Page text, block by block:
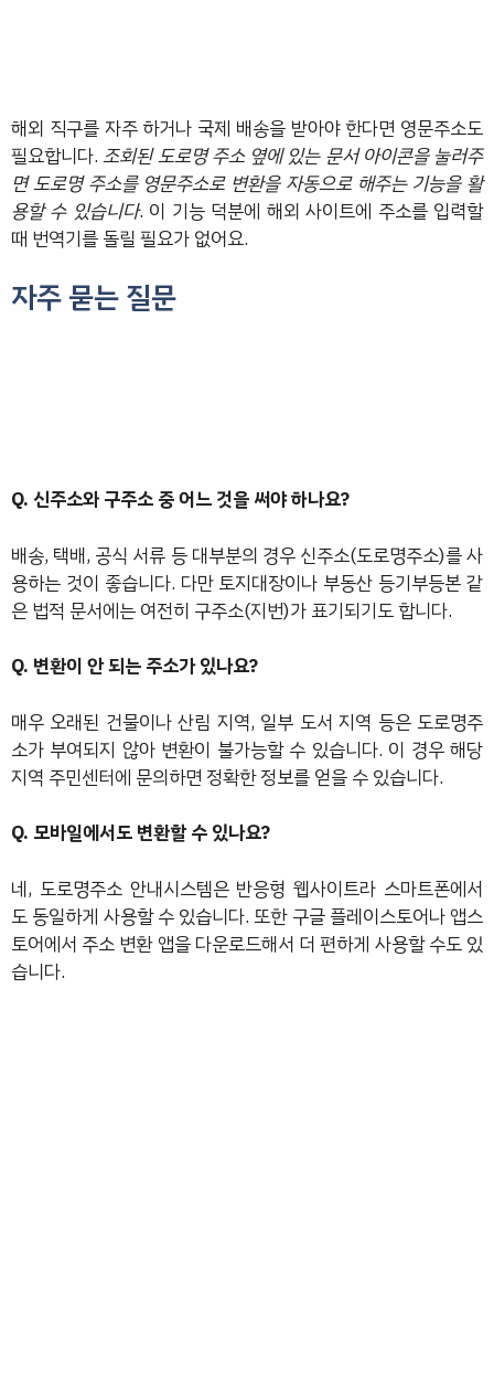
해외 직구를 자주 하거나 국제 배송을 받아야 한다면 영문주소도
필요합니다.조회된 도로명 주소 옆에 있는 문서 아이콘을 눌러주
면 도로명 주소를 영문주소로 변환을 자동으로 해주는 기능을 활
용할 수 있습니다. 이 기능 덕분에 해외 사이트에 주소를 입력할
때 번역기를 돌릴 필요가 없어요.
자주 묻는 질문
Q. 신주소와 구주소 중 어느 것을 써야 하나요?
배송, 택배, 공식 서류 등 대부분의 경우 신주소(도로명주소)를 사
용하는 것이 좋습니다. 다만 토지대장이나 부동산 등기부등본 같
은 법적 문서에는 여전히 구주소(지번)가 표기되기도 합니다.
Q. 변환이 안 되는 주소가 있나요?
매우 오래된 건물이나 산림 지역, 일부 도서 지역 등은 도로명주
소가 부여되지 않아 변환이 불가능할 수 있습니다. 이 경우 해당
지역 주민센터에 문의하면 정확한 정보를 얻을 수 있습니다.
Q. 모바일에서도 변환할 수 있나요?
네, 도로명주소 안내시스템은 반응형 웹사이트라 스마트폰에서
도 동일하게 사용할 수 있습니다. 또한 구글 플레이스토어나 앱스
토어에서 주소 변환 앱을 다운로드해서 더 편하게 사용할 수도 있
습니다.